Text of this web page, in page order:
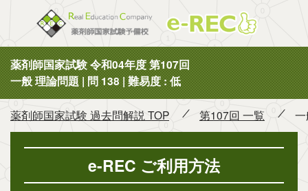
薬剤師国家試験 令和04年度 第107回
一般 理論問題 | 問 138 | 難易度 : 低
薬剤師国家試験 過去問解説 TOP 第107回 一覧
e-REC ご利用方法